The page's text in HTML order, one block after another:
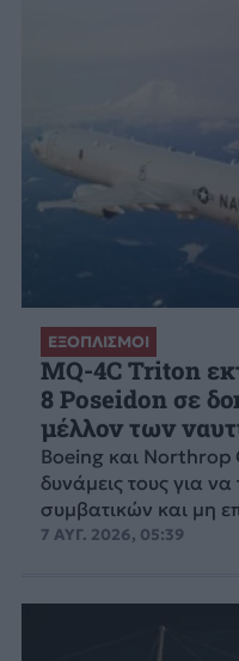
ΕΞΟΠΛΙΣΜΟΙ
MQ-4C Triton
8 Poseidon σε
μέλλον των
Boeing και Northrop
δυνάμεις τους για να
συμβατικών και μη
7 ΑΥΓ. 2026, 05:39